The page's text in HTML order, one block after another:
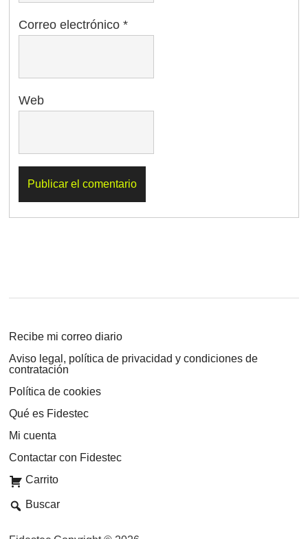
Correo electrónico*
Web
Recibe mi correo diario
Aviso legal, política de privacidad y condiciones de
contratación
Política de cookies
Qué es Fidestec
Mi cuenta
Contactar con Fidestec
Carrito
Buscar